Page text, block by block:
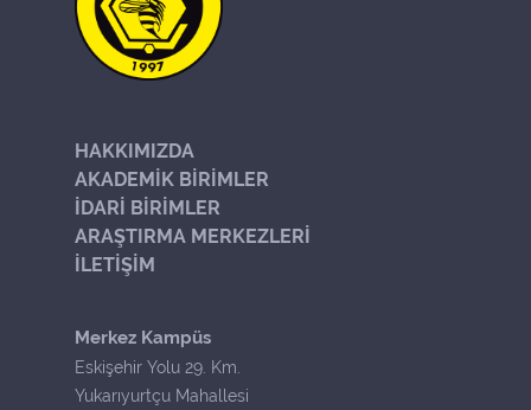
HAKKIMIZDA
AKADEMİK BİRİMLER
İDARİ BİRİMLER
ARAŞTIRMA MERKEZLERİ
İLETİŞİM
Merkez Kampüs
Eskişehir Yolu 29. Km.
Yukarıyurtçu Mahallesi